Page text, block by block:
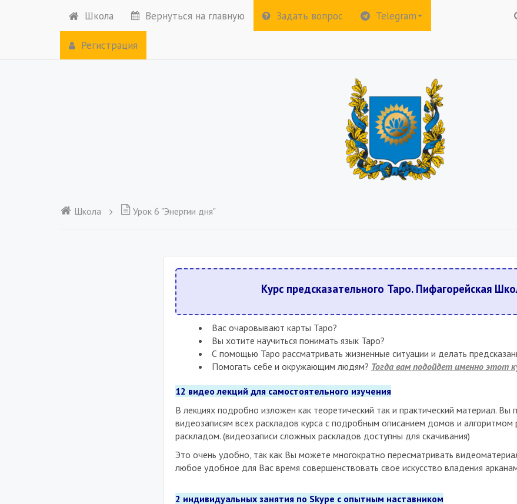
Школа Вернуться на главную Задать вопрос Telegram
Регистрация
Школа Урок 6 "Энергии дня"
Курс предсказательного Таро. Пифагорейская
Вас очаровывают карты Таро?
Вы хотите научиться понимать язык Таро?
С помощью Таро рассматривать жизненные ситуации и делать
Помогать себе и окружающим людям? Тогда вам подойдет именно этот
12 видео лекций для самостоятельного изучения
В лекциях подробно изложен как теоретический так и практический материал. Вы
видеозаписям всех раскладов курса с подробным описанием домов и
раскладом. (видеозаписи сложных раскладов доступны для скачивания)
Это очень удобно, так как Вы можете многократно пересматривать
любое удобное для Вас время совершенствовать свое искусство владения
2 индивидуальных занятия по Skype с опытным наставником